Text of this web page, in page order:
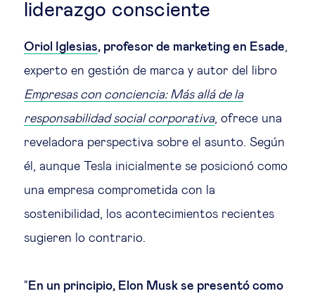
liderazgo consciente
Oriol Iglesias, profesor de marketing en Esade,
experto en gestión de marca y autor del libro
Empresas con conciencia: Más allá de la
responsabilidad social corporativa, ofrece una
reveladora perspectiva sobre el asunto. Según
él, aunque Tesla inicialmente se posicionó como
una empresa comprometida con la
sostenibilidad, los acontecimientos recientes
sugieren lo contrario.
" En un principio, Elon Musk se presentó como